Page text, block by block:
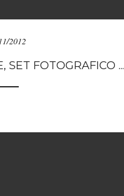
2012
SET FOTOGRAFICO ...